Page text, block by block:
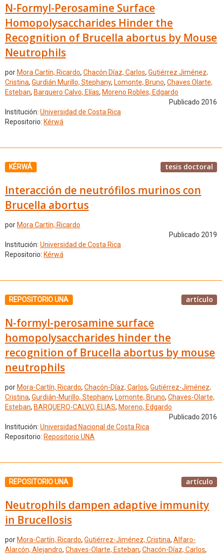
N-Formyl-Perosamine Surface
Homopolysaccharides Hinder the
Recognition of Brucella abortus by Mouse
Neutrophils
por Mora Cartín, Ricardo, Chacón Díaz, Carlos, Gutiérrez Jiménez,
Cristina, Gurdián Murillo, Stephany, Lomonte, Bruno, Chaves Olarte,
Esteban, Barquero Calvo, Elías, Moreno Robles, Edgardo
Publicado 2016
Institución: Universidad de Costa Rica
Repositorio: Kérwá
KÉRWÁ tesis doctoral
Interacción de neutrófilos murinos con
Brucella abortus
por Mora Cartín, Ricardo
Publicado 2019
Institución: Universidad de Costa Rica
Repositorio: Kérwá
REPOSITORIO UNA artículo
N-formyl-perosamine surface
homopolysaccharides hinder the
recognition of Brucella abortus by mouse
neutrophils
por Mora-Cartín, Ricardo, Chacón-Díaz, Carlos, Gutiérrez-Jiménez,
Cristina, Gurdián-Murillo, Stephany, Lomonte, Bruno, Chaves-Olarte,
Esteban, BARQUERO-CALVO, ELIAS, Moreno, Edgardo
Publicado 2016
Institución: Universidad Nacional de Costa Rica
Repositorio: Repositorio UNA
REPOSITORIO UNA artículo
Neutrophils dampen adaptive immunity
in Brucellosis
por Mora-Cartín, Ricardo, Gutiérrez-Jiménez, Cristina, Alfaro-
Alarcón, Alejandro, Chaves-Olarte, Esteban, Chacón-Díaz, Carlos,